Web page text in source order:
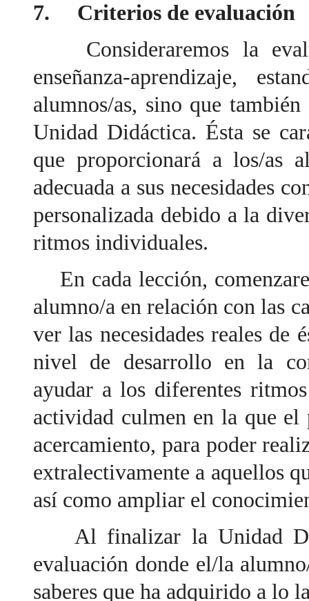
7. Criterios de evaluación
Consideraremos la
enseñanza-aprendizaje,
alumnos/as, sino que
Unidad Didáctica. Ésta se
que proporcionará a los/as
adecuada a sus necesidades
personalizada debido a la
ritmos individuales.
En cada lección,
alumno/a en relación con las
ver las necesidades reales de
nivel de desarrollo en la
ayudar a los diferentes
actividad culmen en la que
acercamiento, para poder
extralectivamente a aquellos
así como ampliar el
Al finalizar la Unidad
evaluación donde el/la
saberes que ha adquirido a lo